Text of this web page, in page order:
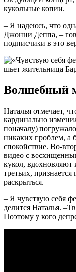
кукольные копии.
– Я надеюсь, что
Джонни Деппа, –
подписчики в это
Волшебный
Наталья отмечает,
кардинально
поначалу)
никаких проблем, а
спокойствие. Во-
видео с
кукол, вдохновляют
третьих,
раскрыться.
– Я чувствую себя
делится Наталья.
Поэтому у кого